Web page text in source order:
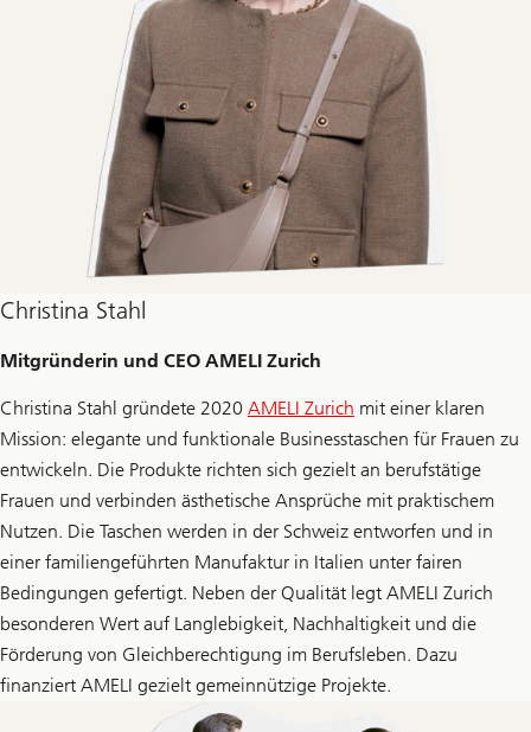
Christina Stahl
Mitgründerin und CEO AMELI Zurich
Christina Stahl gründete 2020 AMELI Zurich mit einer klaren
Mission: elegante und funktionale Businesstaschen für Frauen zu
entwickeln. Die Produkte richten sich gezielt an berufstätige
Frauen und verbinden ästhetische Ansprüche mit praktischem
Nutzen. Die Taschen werden in der Schweiz entworfen und in
einer familiengeführten Manufaktur in Italien unter fairen
Bedingungen gefertigt. Neben der Qualität legt AMELI Zurich
besonderen Wert auf Langlebigkeit, Nachhaltigkeit und die
Förderung von Gleichberechtigung im Berufsleben. Dazu
finanziert AMELI gezielt gemeinnützige Projekte.